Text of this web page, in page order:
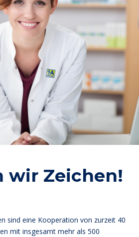
wir Zeichen!
sind eine Kooperation von zurzeit 40
mit insgesamt mehr als 500